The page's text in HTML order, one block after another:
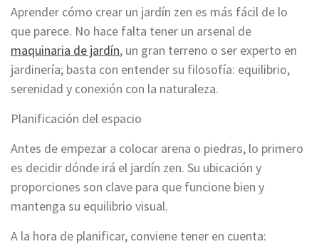
Aprender cómo crear un jardín zen es más fácil de lo
que parece. No hace falta tener un arsenal de
maquinaria de jardín, un gran terreno o ser experto en
jardinería; basta con entender su filosofía: equilibrio,
serenidad y conexión con la naturaleza.
Planificación del espacio
Antes de empezar a colocar arena o piedras, lo primero
es decidir dónde irá el jardín zen. Su ubicación y
proporciones son clave para que funcione bien y
mantenga su equilibrio visual.
A la hora de planificar, conviene tener en cuenta: